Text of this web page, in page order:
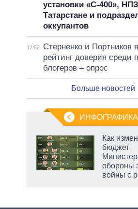
установки «С-400»,
Татарстане и
оккупантов
12:52
Стерненко и Портников
рейтинг доверия среди
блогеров – опрос
Больше новостей
ИНФОГРАФИКА
Как
бюджет
обороны
войны с